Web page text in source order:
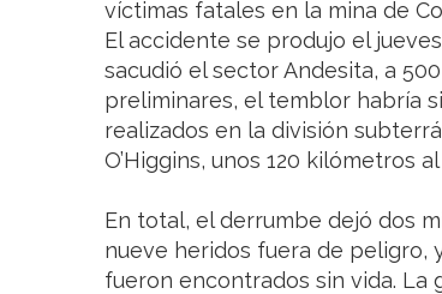
víctimas fatales en la mina de
El accidente se produjo el
sacudió el sector Andesita, a
preliminares, el temblor habría
realizados en la división
O’Higgins, unos 120 kilómetros
En total, el derrumbe dejó dos
nueve heridos fuera de peligro,
fueron encontrados sin vida. La